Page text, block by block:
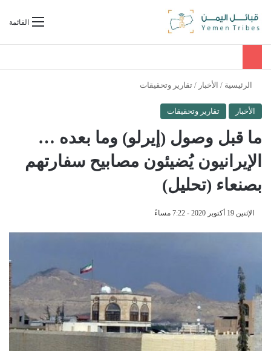
القائمةبحث عن
الرئيسية / الأخبار / تقارير وتحقيقات
الأخبار تقارير وتحقيقات
ما قبل وصول (إيرلو) وما بعده …
الإيرانيون يُضيئون مصابيح سفارتهم
بصنعاء (تحليل)
الإثنين 19 أكتوبر 2020 - 7:22 مساءً